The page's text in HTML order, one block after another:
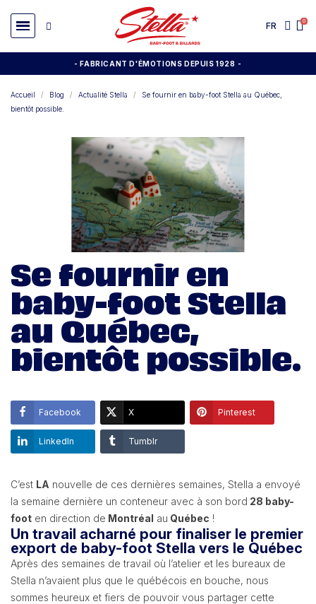
FR
- FABRICANT D'ÉMOTIONS DEPUIS 1928 -
Accueil Blog Actualité Stella
Se fournir en baby-foot Stella au Québec,
bientôt possible.
Se fournir en
baby-foot Stella
au Québec,
bientôt possible.
Facebook X Pinterest
LinkedIn Tumblr
C’est LA nouvelle de ces dernières semaines, Stella a envoyé
la semaine dernière un conteneur avec à son bord 28 baby-
foot en direction de Montréal au Québec !
Un travail acharné pour finaliser le premier
export de baby-foot Stella vers le Québec
Après des semaines de travail où l’atelier et les bureaux de
Stella n’avaient plus que le québécois en bouche, nous
sommes heureux et fiers de pouvoir vous partager cette